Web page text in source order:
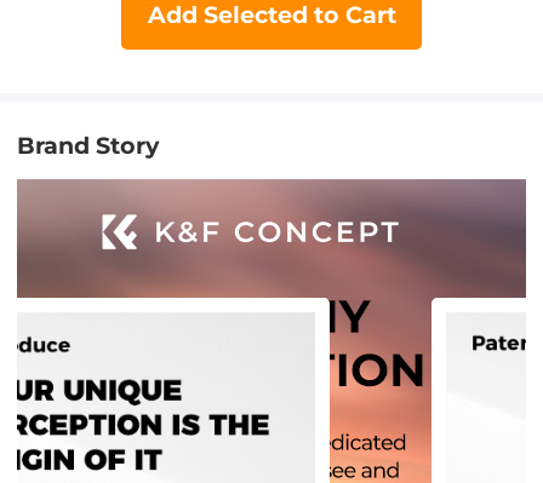
Add Selected to Cart
Brand Story